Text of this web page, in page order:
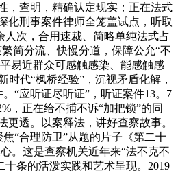
，查明，精确认定现实；正在法式
化刑事案件律师全笼盖试点，听取
人次，合用速裁、简略单纯法式占
简分流、快慢分道，保障公允“不
易近群众可感触感染、能感触感
时代“枫桥经验”，沉视矛盾化解，
“应听证尽听证”，听证案件13。7
，正在给不捕不诉“加把锁”的同
更透。以案释法，讲好查察故事。
“合理防卫”从题的片子《第二十
。这是查察机关近年来“法不克不
十条的活泼实践和艺术呈现。2019